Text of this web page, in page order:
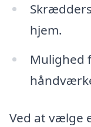
hjem.
Mulighed
Ved at vælge